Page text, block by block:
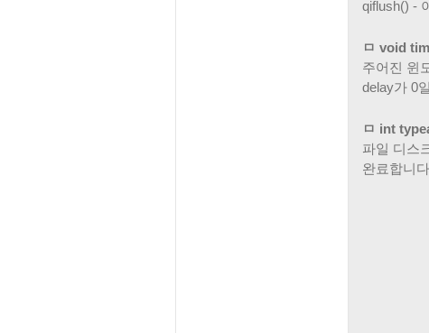
qiflush() -
ㅁ void
주어진 윈
delay가 0
ㅁ int
파일 디스
완료합니